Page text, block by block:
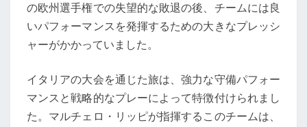
の欧州選手権での失望的な敗退の後、チームには良
いパフォーマンスを発揮するための大きなプレッシ
ャーがかかっていました。
イタリアの大会を通じた旅は、強力な守備パフォー
マンスと戦略的なプレーによって特徴付けられまし
た。マルチェロ・リッピが指揮するこのチームは、